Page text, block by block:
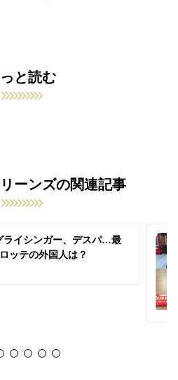
と読む
ーンズの関連記事
ライシンガー、デスパ…最
ッテの外国人は？